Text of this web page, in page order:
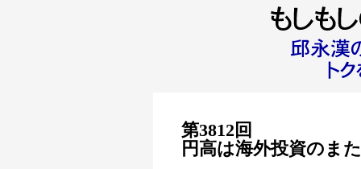
第3812回
円高は海外投資のま